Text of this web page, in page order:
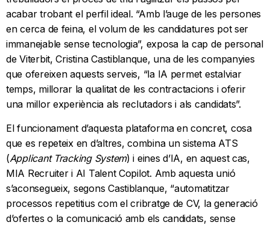
acabar trobant el perfil ideal. “Amb l’auge de les persones
en cerca de feina, el volum de les candidatures pot ser
immanejable sense tecnologia”, exposa la cap de personal
de Viterbit, Cristina Castiblanque, una de les companyies
que ofereixen aquests serveis, “la IA permet estalviar
temps, millorar la qualitat de les contractacions i oferir
una millor experiència als reclutadors i als candidats”.
El funcionament d’aquesta plataforma en concret, cosa
que es repeteix en d’altres, combina un sistema ATS
(Applicant Tracking System) i eines d’IA, en aquest cas,
MIA Recruiter i AI Talent Copilot. Amb aquesta unió
s’aconsegueix, segons Castiblanque, “automatitzar
processos repetitius com el cribratge de CV, la generació
d’ofertes o la comunicació amb els candidats, sense